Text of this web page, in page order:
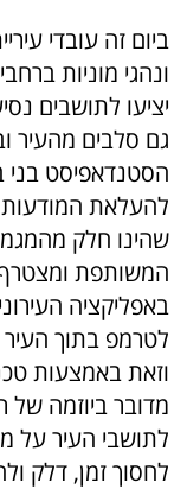
ביום זה עובדי
ונהגי מוניות
יציעו לתושבים
גם סלבים מהעיר
הסטנדאפיסט בני
להעלאת
שהינו חלק
המשותפת ומצטרף
באפליקציה
לטרמפ בתוך
וזאת באמצעות
מדובר ביוזמה
לתושבי העיר על
לחסוך זמן, דלק